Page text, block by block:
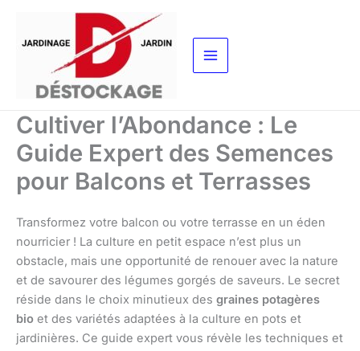
contenu
Cultiver l’Abondance : Le
Guide Expert des Semences
pour Balcons et Terrasses
Transformez votre balcon ou votre terrasse en un éden
nourricier ! La culture en petit espace n’est plus un
obstacle, mais une opportunité de renouer avec la nature
et de savourer des légumes gorgés de saveurs. Le secret
réside dans le choix minutieux des graines potagères
bio et des variétés adaptées à la culture en pots et
jardinières. Ce guide expert vous révèle les techniques et